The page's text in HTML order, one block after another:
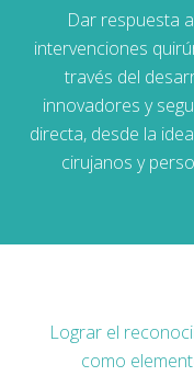
Dar respuesta
intervenciones
través del
innovadores y
directa, desde la
cirujanos y
Lograr el
como